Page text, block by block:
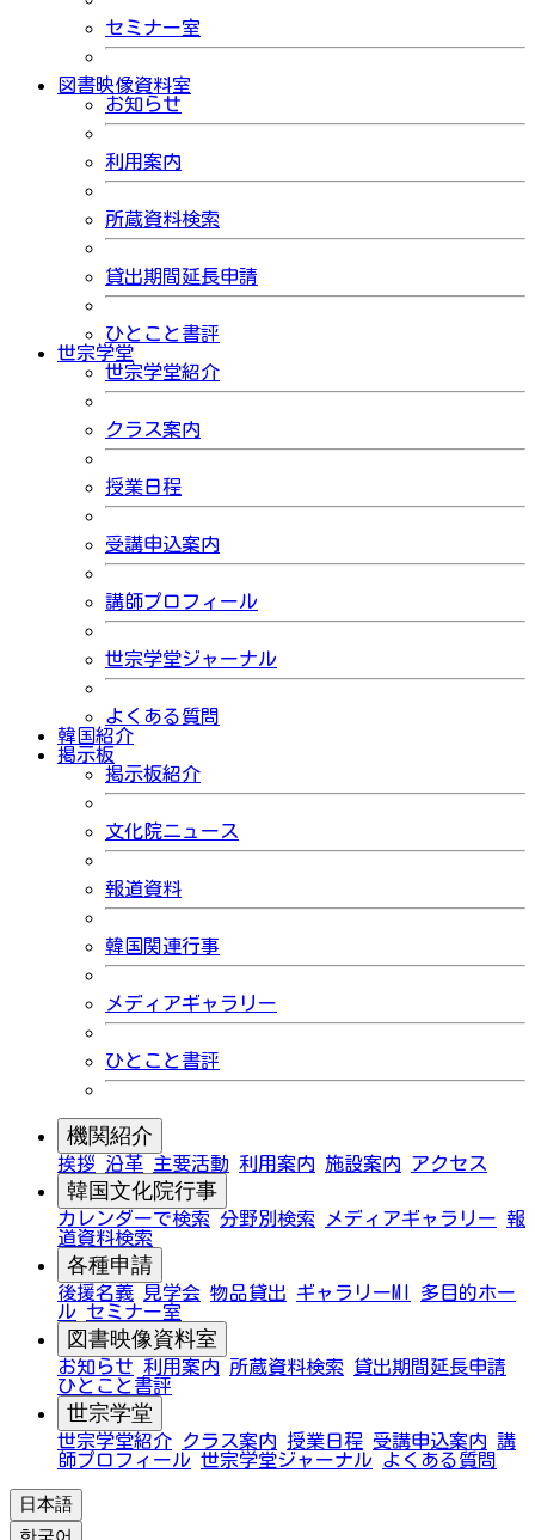
セミナー室
図書映像資料室
お知らせ
利用案内
所蔵資料検索
貸出期間延長申請
ひとこと書評
世宗学堂
世宗学堂紹介
クラス案内
授業日程
受講申込案内
講師プロフィール
世宗学堂ジャーナル
よくある質問
韓国紹介
掲示板
掲示板紹介
文化院ニュース
報道資料
韓国関連行事
メディアギャラリー
ひとこと書評
機関紹介
挨拶 沿革 主要活動 利用案内 施設案内 アクセス
韓国文化院行事
カレンダーで検索 分野別検索 メディアギャラリー 報
道資料検索
各種申請
後援名義 見学会 物品貸出 ギャラリーMI
多目的ホー
ル セミナー室
図書映像資料室
お知らせ 利用案内 所蔵資料検索
貸出期間延長申請
ひとこと書評
世宗学堂
世宗学堂紹介 クラス案内 授業日程 受講申込案内 講
師プロフィール 世宗学堂ジャーナル よくある質問
日本語
한국어